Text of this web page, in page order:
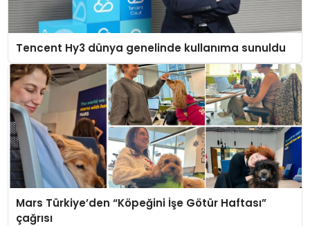
Tencent Hy3 dünya genelinde kullanıma sunuldu
Mars Türkiye’den “Köpeğini İşe Götür Haftası”
çağrısı